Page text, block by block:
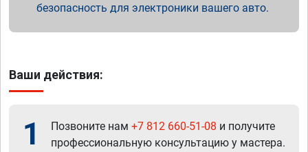
безопасность для электроники вашего авто.
Ваши действия:
1 Позвоните нам +7 812 660-51-08 и получите
профессиональную консультацию у мастера.